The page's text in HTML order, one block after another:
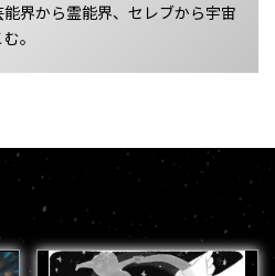
界から霊能界、セレブから宇宙
。